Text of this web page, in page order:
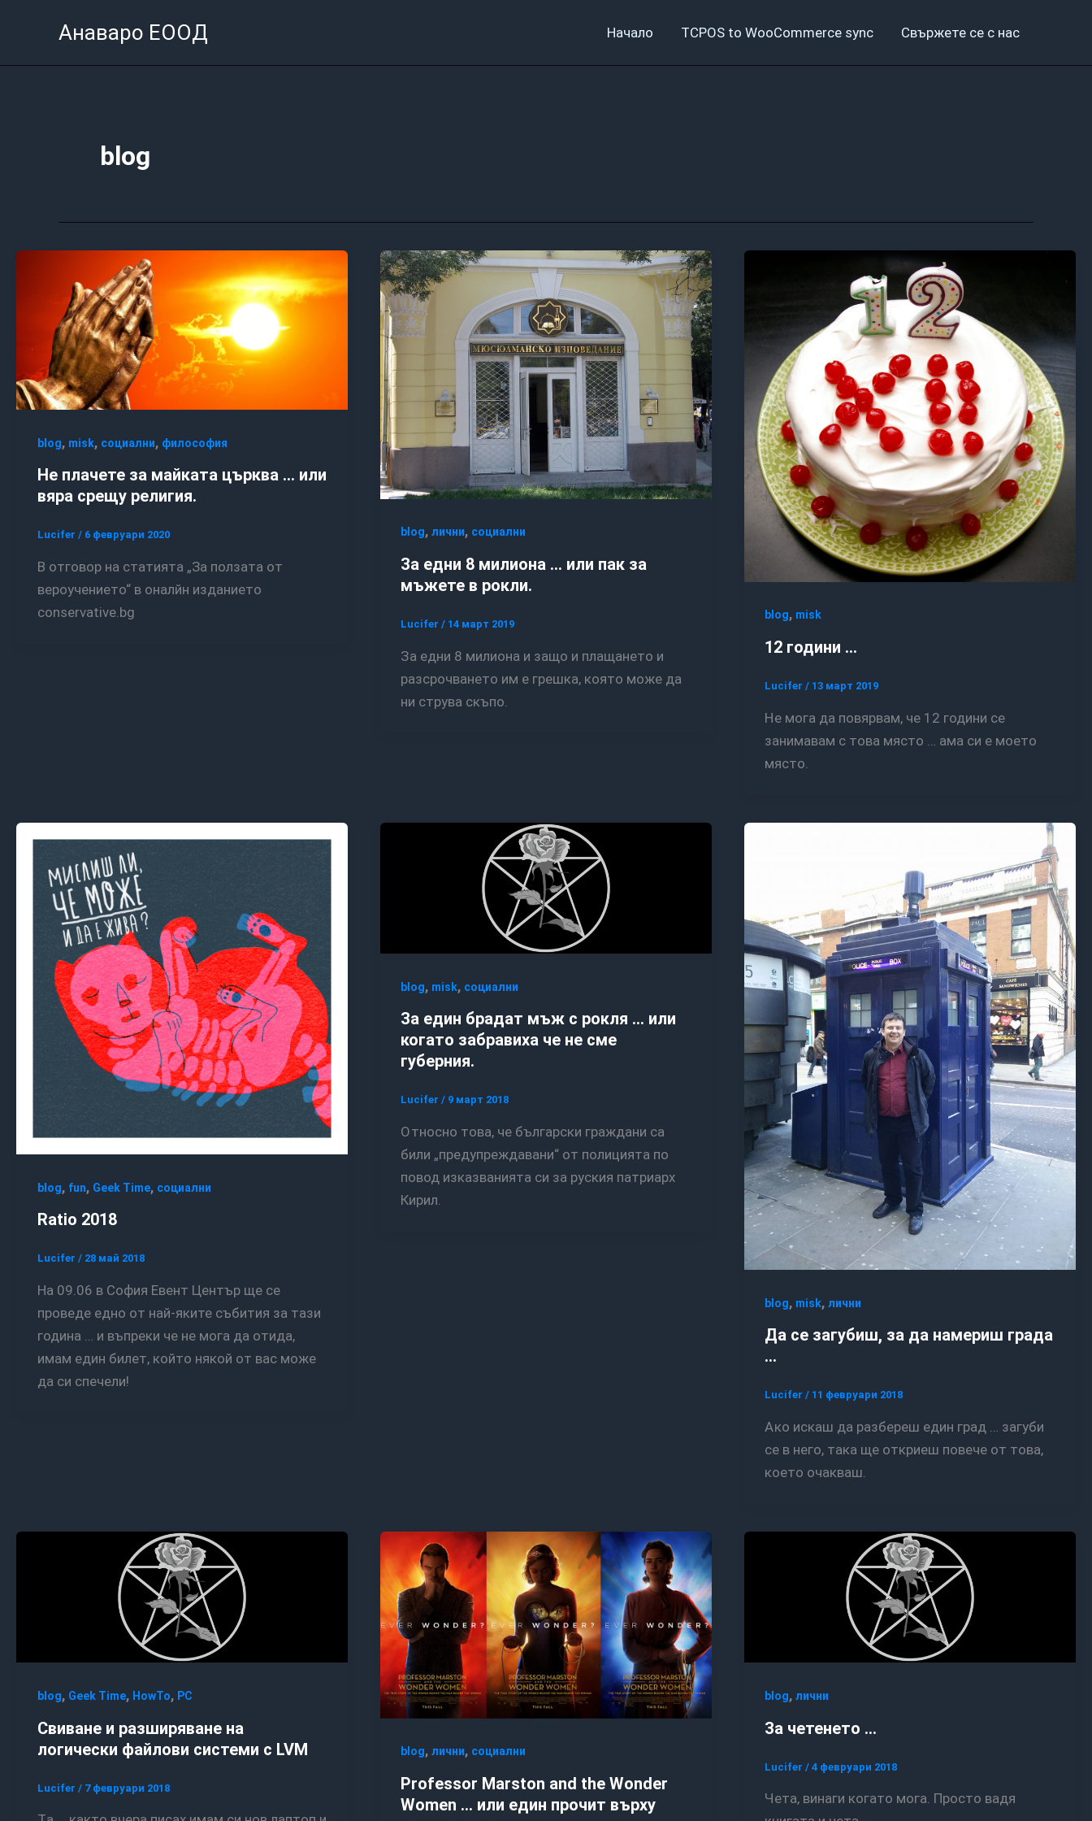
Анаваро ЕООД Начало TCPOS to WooCommerce sync Свържете се с нас
blog
blog, misk, социални, философия
Не плачете за майката църква … или
вяра срещу религия.
Lucifer / 6 февруари 2020
В отговор на статията „За ползата от
вероучението“ в оналйн изданието
conservative.bg
blog,лични, социални
За едни 8 милиона … или пак за
мъжете в рокли.
Lucifer/ 14 март 2019
За едни 8 милиона и защо и плащането и
разсрочването им е грешка, която може да
ни струва скъпо.
blog, misk
12 години …
Lucifer/ 13 март 2019
Не мога да повярвам, че 12 години се
занимавам с това място … ама си е моето
място.
blog, fun, Geek Time, социални
Ratio 2018
Lucifer / 28 май 2018
На 09.06 в София Евент Център ще се
проведе едно от най-яките събития за тази
година … и въпреки че не мога да отида,
имам един билет, който някой от вас може
да си спечели!
blog, misk, социални
За един брадат мъж с рокля … или
когато забравиха че не сме
губерния.
Lucifer/ 9 март 2018
Относно това, че български граждани са
били „предупреждавани“ от полицията по
повод изказванията си за руския патриарх
Кирил.
blog, misk,лични
Да се загубиш, за да намериш града
…
Lucifer/ 11 февруари 2018
Ако искаш да разбереш един град … загуби
се в него, така ще откриеш повече от това,
което очакваш.
blog, Geek Time, HowTo, PC
Свиване и разширяване на
логически файлови системи с LVM
Lucifer / 7 февруари 2018
blog,лични, социални
Professor Marston and the Wonder
Women … или един прочит върху
blog,лични
За четенето …
Lucifer/4 февруари 2018
Чета, винаги когато мога. Просто вадя